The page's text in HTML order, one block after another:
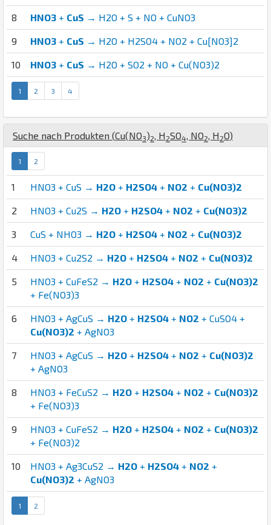
8 HNO3 + CuS → H2O + S + NO + CuNO3
9 HNO3 + CuS → H2O + H2SO4 + NO2 + Cu[NO3]2
10 HNO3 + CuS → H2O + SO2 + NO + Cu(NO3)2
1 2 3 4
Suche nach Produkten (Cu(NO3)2 H 2SO4 NO2 H 2O)
1 2
1 HNO3 + CuS → H2O + H2SO4 + NO2 + Cu(NO3)2
2 HNO3 + Cu2S → H2O + H2SO4 + NO2 + Cu(NO3)2
3 CuS + NHO3 → H2O + H2SO4 + NO2 + Cu(NO3)2
4 HNO3 + Cu2S2 → H2O + H2SO4 + NO2 + Cu(NO3)2
5 HNO3 + CuFeS2 → H2O + H2SO4 + NO2 + Cu(NO3)2
+ Fe(NO3)3
6 HNO3 + AgCuS → H2O + H2SO4 + NO2 + CuSO4 +
Cu(NO3)2 + AgNO3
7 HNO3 + AgCuS → H2O + H2SO4 + NO2 + Cu(NO3)2
+ AgNO3
8 HNO3 + FeCuS2 → H2O + H2SO4 + NO2 + Cu(NO3)2
+ Fe(NO3)3
9 HNO3 + CuFeS2 → H2O + H2SO4 + NO2 + Cu(NO3)2
+ Fe(NO3)2
10 HNO3 + Ag3CuS2 → H2O + H2SO4 + NO2 +
Cu(NO3)2 + AgNO3
1 2